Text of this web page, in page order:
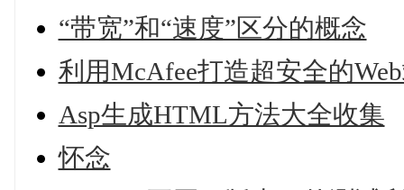
“带宽”和“速度”区分的概念
利用McAfee打造超安全的
Asp生成HTML方法大全收集
怀念